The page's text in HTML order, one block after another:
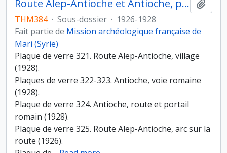
Route Alep-Antioche et Antioche, plaques de verre 321-335
THM384 · Sous-dossier · 1926-1928
Fait partie de Mission archéologique française de
Mari (Syrie)
Plaque de verre 321. Route Alep-Antioche, village
(1928).
Plaques de verre 322-323. Antioche, voie romaine
(1928).
Plaque de verre 324. Antioche, route et portail
romain (1928).
Plaque de verre 325. Route Alep-Antioche, arc sur la
route (1926).